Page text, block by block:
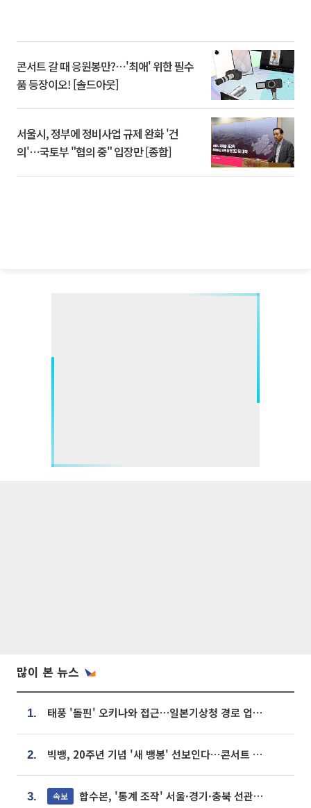
콘서트 갈 때 응원봉만?⋯'최애' 위한 필수
품 등장이오! [솔드아웃]
서울시, 정부에 정비사업 규제 완화 '건
의'⋯국토부 "협의 중" 입장만 [종합]
많이 본 뉴스
1. 태풍 '돌핀' 오키나와 접근…일본기상청 경로 업데이트
2. 빅뱅, 20주년 기념 '새 뱅봉' 선보인다⋯콘서트 앞두고 팝업 개최
3. 속보 합수본, '통계 조작' 서울·경기·충북 선관위 등 추가 압수수색